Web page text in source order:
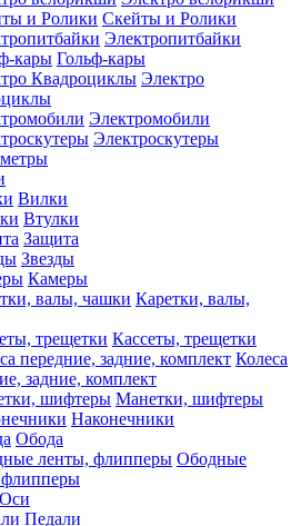
Скейты и Ролики
Электропитбайки
Гольф-кары
Электро
Электромобили
Электроскутеры
Вилки
Втулки
Защита
Звезды
Камеры
Каретки, валы,
Кассеты, трещетки
Колеса
задние, комплект
Манетки, шифтеры
Наконечники
Обода
Ободные
Оси
Педали